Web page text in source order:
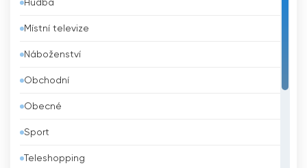
Barbados
Belgie
Belize
Bělorusko
Benin
Bhútán
Bolívie
Hudba
Místní televize
Náboženství
Obchodní
Obecné
Sport
Teleshopping